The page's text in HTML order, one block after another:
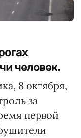
человек.
8 октября,
за
первой